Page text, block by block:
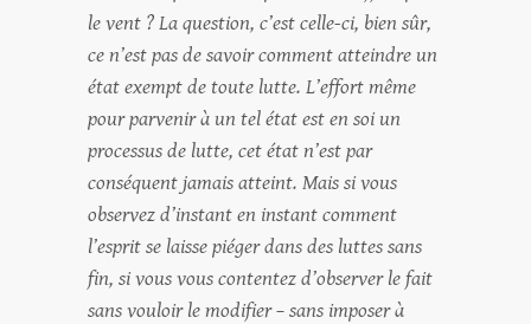
le vent ? La question, c’est celle-ci, bien sûr,
ce n’est pas de savoir comment atteindre un
état exempt de toute lutte. L’effort même
pour parvenir à un tel état est en soi un
processus de lutte, cet état n’est par
conséquent jamais atteint. Mais si vous
observez d’instant en instant comment
l’esprit se laisse piéger dans des luttes sans
fin, si vous vous contentez d’observer le fait
sans vouloir le modifier – sans imposer à